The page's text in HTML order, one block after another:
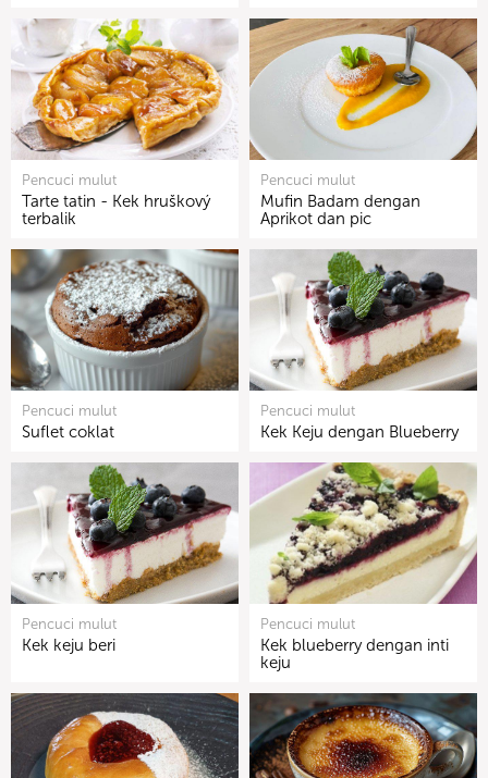
Pencuci mulut
Tarte tatin - Kek hruškový
terbalik
Pencuci mulut
Mufin Badam dengan
Aprikot dan pic
Pencuci mulut
Suflet coklat
Pencuci mulut
Kek Keju dengan Blueberry
Pencuci mulut
Kek keju beri
Pencuci mulut
Kek blueberry dengan inti
keju